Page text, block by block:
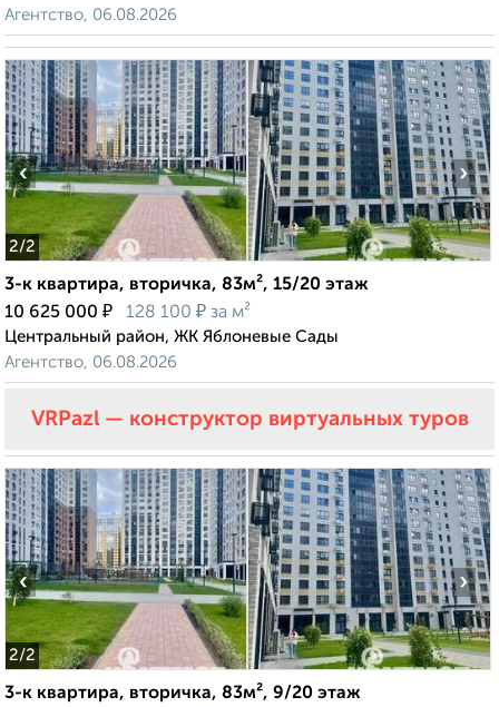
Агентство, 06.08.2026
2/2
‹ ›
3-к квартира, вторичка, 83м², 15/20 этаж
10 625 000 ₽ 128 100 ₽ за м²
Центральный район, ЖК Яблоневые Сады
Агентство, 06.08.2026
VRPazl — конструктор виртуальных туров
2/2
‹ ›
3-к квартира, вторичка, 83м², 9/20 этаж